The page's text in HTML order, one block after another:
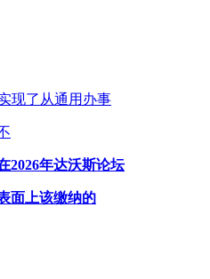
现了从通用办事
2026年达沃斯论坛
面上该缴纳的